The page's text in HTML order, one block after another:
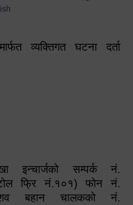
व्यक्तिगत घटना दर्ता
इन्चार्जको सम्पर्क नं.
फ्रि नं.१०१) फोन नं.
बहान चालकको नं.